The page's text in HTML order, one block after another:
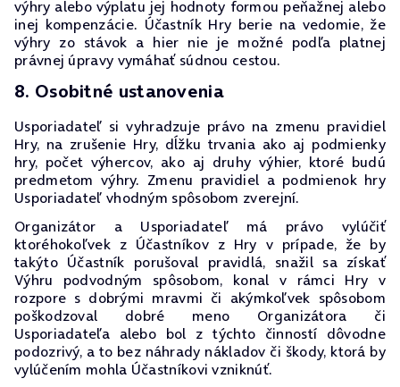
výhry alebo výplatu jej hodnoty formou peňažnej alebo
inej kompenzácie. Účastník Hry berie na vedomie, že
výhry zo stávok a hier nie je možné podľa platnej
právnej úpravy vymáhať súdnou cestou.
8. Osobitné ustanovenia
Usporiadateľ si vyhradzuje právo na zmenu pravidiel
Hry, na zrušenie Hry, dĺžku trvania ako aj podmienky
hry, počet výhercov, ako aj druhy výhier, ktoré budú
predmetom výhry. Zmenu pravidiel a podmienok hry
Usporiadateľ vhodným spôsobom zverejní.
Organizátor a Usporiadateľ má právo vylúčiť
ktoréhokoľvek z Účastníkov z Hry v prípade, že by
takýto Účastník porušoval pravidlá, snažil sa získať
Výhru podvodným spôsobom, konal v rámci Hry v
rozpore s dobrými mravmi či akýmkoľvek spôsobom
poškodzoval dobré meno Organizátora či
Usporiadateľa alebo bol z týchto činností dôvodne
podozrivý, a to bez náhrady nákladov či škody, ktorá by
vylúčením mohla Účastníkovi vzniknúť.